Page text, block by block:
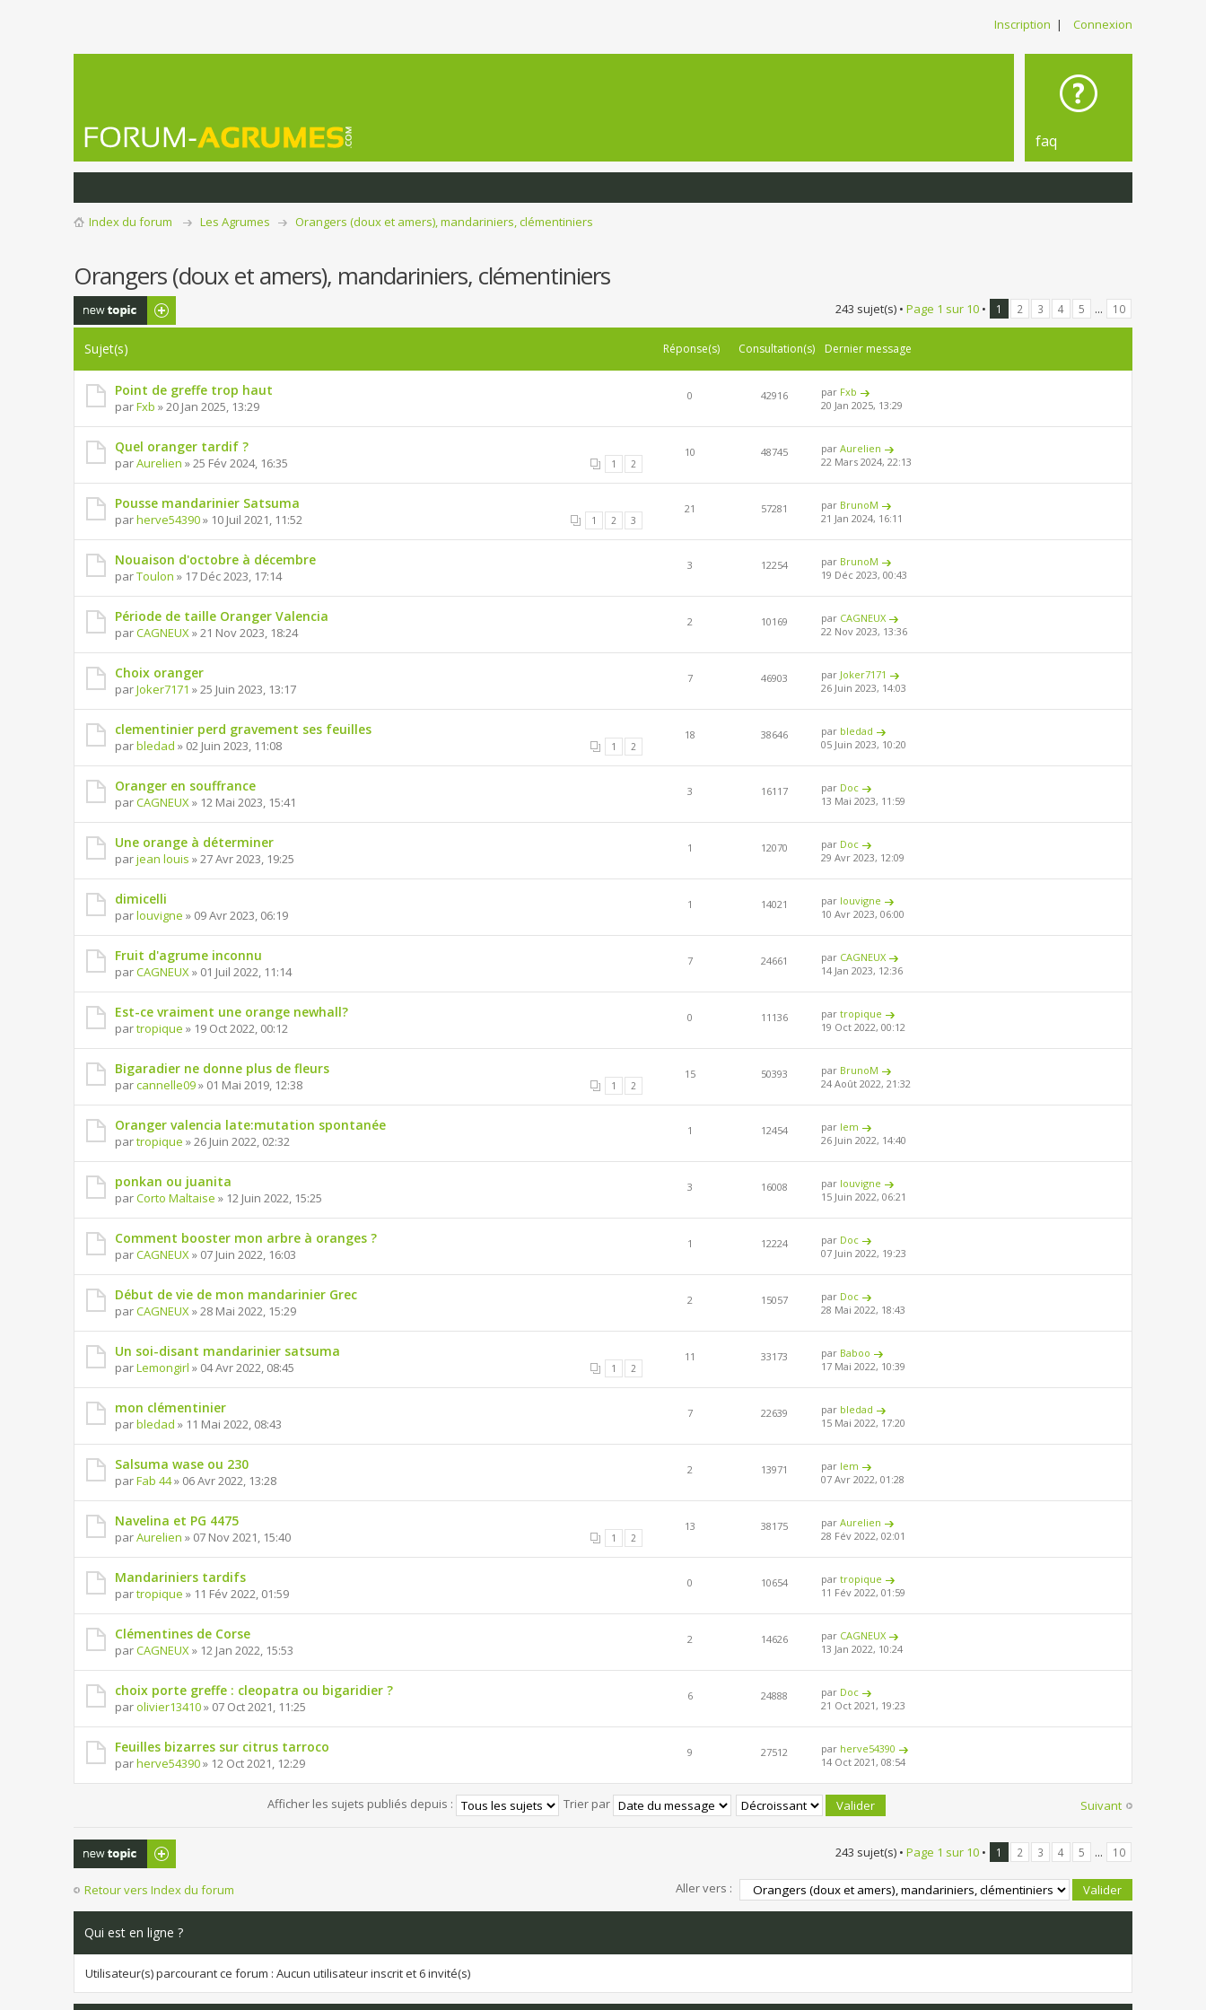
Inscription | Connexion
faq
Index du forum Les Agrumes Orangers (doux et amers), mandariniers, clémentiniers
Orangers (doux et amers), mandariniers, clémentiniers
Publier un
nouveau sujet
243 sujet(s) • Page 1 sur 10 • 1 2 3 4 5 ... 10
Sujet(s) Réponse(s) Consultation(s) Dernier message
Point de greffe trop haut
parFxb » 20 Jan 2025, 13:29
0 42916 par Fxb
20 Jan 2025, 13:29
Quel oranger tardif ?
1 2
parAurelien » 25 Fév 2024, 16:35
10 48745 parAurelien
22 Mars 2024, 22:13
Pousse mandarinier Satsuma
1 2 3
parherve54390» 10 Juil 2021, 11:52
21 57281 par BrunoM
21 Jan 2024, 16:11
Nouaison d'octobre à décembre
parToulon » 17 Déc 2023, 17:14
3 12254 par BrunoM
19 Déc 2023, 00:43
Période de taille Oranger Valencia
parCAGNEUX» 21 Nov 2023, 18:24
2 10169 par CAGNEUX
22 Nov 2023, 13:36
Choix oranger
parJoker7171 » 25 Juin 2023, 13:17
7 46903 par Joker7171
26 Juin 2023, 14:03
clementinier perd gravement ses feuilles
1 2
parbledad » 02 Juin 2023, 11:08
18 38646 par bledad
05 Juin 2023, 10:20
Oranger en souffrance
parCAGNEUX» 12 Mai 2023, 15:41
3 16117 par Doc
13 Mai 2023, 11:59
Une orange à déterminer
parjean louis » 27 Avr 2023, 19:25
1 12070 par Doc
29 Avr 2023, 12:09
dimicelli
parlouvigne » 09 Avr 2023, 06:19
1 14021 par louvigne
10 Avr 2023, 06:00
Fruit d'agrume inconnu
parCAGNEUX» 01 Juil 2022, 11:14
7 24661 par CAGNEUX
14 Jan 2023, 12:36
Est-ce vraiment une orange newhall?
partropique » 19 Oct 2022, 00:12
0 11136 partropique
19 Oct 2022, 00:12
Bigaradier ne donne plus de fleurs
1 2
parcannelle09» 01 Mai 2019, 12:38
15 50393 par BrunoM
24 Août 2022, 21:32
Oranger valencia late:mutation spontanée
partropique » 26 Juin 2022, 02:32
1 12454 par lem
26 Juin 2022, 14:40
ponkan ou juanita
parCorto Maltaise » 12 Juin 2022, 15:25
3 16008 par louvigne
15 Juin 2022, 06:21
Comment booster mon arbre à oranges ?
parCAGNEUX» 07 Juin 2022, 16:03
1 12224 par Doc
07 Juin 2022, 19:23
Début de vie de mon mandarinier Grec
parCAGNEUX» 28 Mai 2022, 15:29
2 15057 par Doc
28 Mai 2022, 18:43
Un soi-disant mandarinier satsuma
1 2
parLemongirl » 04 Avr 2022, 08:45
11 33173 par Baboo
17 Mai 2022, 10:39
mon clémentinier
parbledad » 11 Mai 2022, 08:43
7 22639 par bledad
15 Mai 2022, 17:20
Salsuma wase ou 230
parFab 44» 06 Avr 2022, 13:28
2 13971 par lem
07 Avr 2022, 01:28
Navelina et PG 4475
1 2
parAurelien » 07 Nov 2021, 15:40
13 38175 parAurelien
28 Fév 2022, 02:01
Mandariniers tardifs
partropique » 11 Fév 2022, 01:59
0 10654 partropique
11 Fév 2022, 01:59
Clémentines de Corse
parCAGNEUX» 12 Jan 2022, 15:53
2 14626 par CAGNEUX
13 Jan 2022, 10:24
choix porte greffe : cleopatra ou bigaridier ?
parolivier13410» 07 Oct 2021, 11:25
6 24888 par Doc
21 Oct 2021, 19:23
Feuilles bizarres sur citrus tarroco
parherve54390» 12 Oct 2021, 12:29
9 27512 par herve54390
14 Oct 2021, 08:54
Suivant
Afficher les sujets publiés depuis : Trier par
Publier un
nouveau sujet
243 sujet(s) • Page 1 sur 10 • 1 2 3 4 5 ... 10
Retour vers Index du forum Aller vers :
Qui est en ligne ?
Utilisateur(s) parcourant ce forum : Aucun utilisateur inscrit et 6 invité(s)